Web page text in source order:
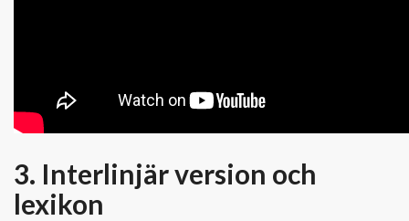
3. Interlinjär version och
lexikon